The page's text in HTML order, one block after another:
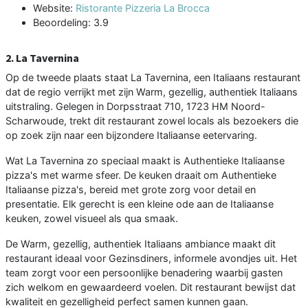
Website: Ristorante Pizzeria La Brocca
Beoordeling: 3.9
2. La Tavernina
Op de tweede plaats staat La Tavernina, een Italiaans restaurant
dat de regio verrijkt met zijn Warm, gezellig, authentiek Italiaans
uitstraling. Gelegen in Dorpsstraat 710, 1723 HM Noord-
Scharwoude, trekt dit restaurant zowel locals als bezoekers die
op zoek zijn naar een bijzondere Italiaanse eetervaring.
Wat La Tavernina zo speciaal maakt is Authentieke Italiaanse
pizza's met warme sfeer. De keuken draait om Authentieke
Italiaanse pizza's, bereid met grote zorg voor detail en
presentatie. Elk gerecht is een kleine ode aan de Italiaanse
keuken, zowel visueel als qua smaak.
De Warm, gezellig, authentiek Italiaans ambiance maakt dit
restaurant ideaal voor Gezinsdiners, informele avondjes uit. Het
team zorgt voor een persoonlijke benadering waarbij gasten
zich welkom en gewaardeerd voelen. Dit restaurant bewijst dat
kwaliteit en gezelligheid perfect samen kunnen gaan.